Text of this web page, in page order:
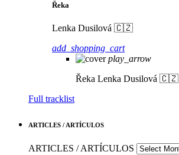
Řeka
Lenka Dusilová 🇨🇿
add_shopping_cart
play_arrow
Řeka Lenka Dusilová 🇨🇿
Full tracklist
ARTICLES / ARTÍCULOS
ARTICLES / ARTÍCULOS